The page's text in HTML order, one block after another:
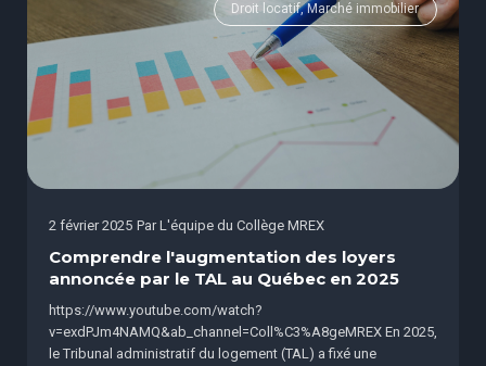
Droit locatif, Marché immobilier
2 février 2025 Par L'équipe du Collège MREX
Comprendre l'augmentation des loyers
annoncée par le TAL au Québec en 2025
https://www.youtube.com/watch?
v=exdPJm4NAMQ&ab_channel=Coll%C3%A8geMREX En 2025,
le Tribunal administratif du logement (TAL) a fixé une